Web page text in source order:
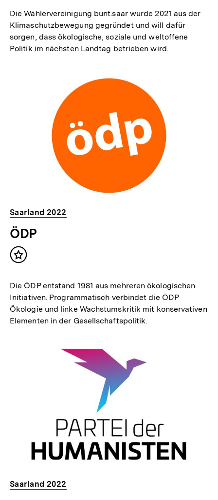
Die Wählervereinigung bunt.saar wurde 2021 aus der
Klimaschutzbewegung gegründet und will dafür
sorgen, dass ökologische, soziale und weltoffene
Politik im nächsten Landtag betrieben wird.
Saarland 2022
ÖDP
Inhalt
Die ÖDP entstand 1981 aus mehreren ökologischen
Initiativen. Programmatisch verbindet die ÖDP
Ökologie und linke Wachstumskritik mit konservativen
Elementen in der Gesellschaftspolitik.
Saarland 2022